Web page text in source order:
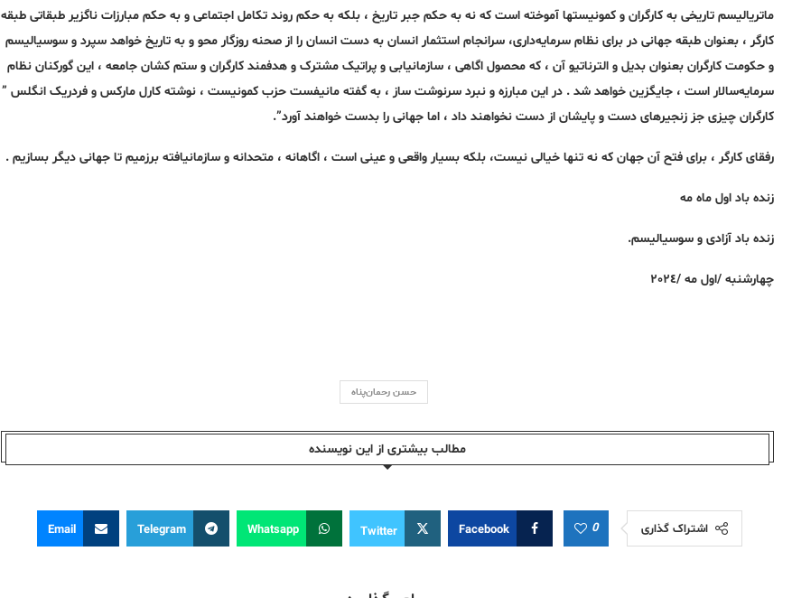
ماتریالیسم تاریخی بە کارگران و کمونیستها آموختە است کە نە بە حکم جبر تاریخ ، بلکە به حکم روند تکامل اجتماعی و به حکم مبارزات ناگزیر طبقاتی طبقه
کارگر ، بعنوان طبقە جهانی در برای نظام سرمایەداری، سرانجام استثمار انسان به دست انسان را از صحنه روزگار محو و به تاریخ خواهد سپرد و سوسیالیسم
و حکومت کارگران بعنوان بدیل و الترناتیو آن ، کە محصول اگاهی ، سازمانیابی و پراتیک مشترک و هدفمند کارگران و ستم کشان جامعە ، این گورکنان نظام
سرمایەسالار است ، جایگزین خواهد شد . در این مبارزه و نبرد سرنوشت ساز ، بە گفتە مانیفست حزب کمونیست ، نوشتە کارل مارکس و فردریک انگلس ”
کارگران چیزی جز زنجیرهای دست و پایشان از دست نخواهند داد ، اما جهانی را بدست خواهند آورد”.
رفقای کارگر ، برای فتح آن جهان کە نە تنها خیالی نیست، بلکە بسیار واقعی و عینی است ، اگاهانە ، متحدانە و سازمانیافتە برزمیم تا جهانی دیگر بسازیم .
زندە باد اول ماە مە
زندە باد آزادی و سوسیالیسم.
چهارشنبە /اول مە /٢٠٢٤
حسن رحمان‌پناه
مطالب بیشتری از این نویسندە
اشتراک گذاری 0
Facebook
Twitter
Whatsapp
Telegram
Email